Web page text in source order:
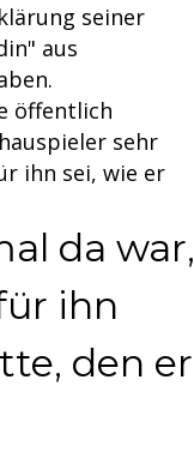
seiner
aus
öffentlich
sehr
ihn sei, wie er
da war,
ihn
den er